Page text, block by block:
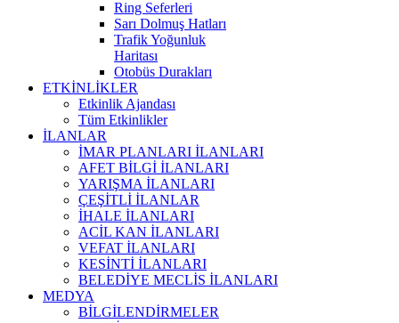
Ring Seferleri
Sarı Dolmuş Hatları
Trafik Yoğunluk
Haritası
Otobüs Durakları
ETKİNLİKLER
Etkinlik Ajandası
Tüm Etkinlikler
İLANLAR
İMAR PLANLARI İLANLARI
AFET BİLGİ İLANLARI
YARIŞMA İLANLARI
ÇEŞİTLİ İLANLAR
İHALE İLANLARI
ACİL KAN İLANLARI
VEFAT İLANLARI
KESİNTİ İLANLARI
BELEDİYE MECLİS İLANLARI
MEDYA
BİLGİLENDİRMELER